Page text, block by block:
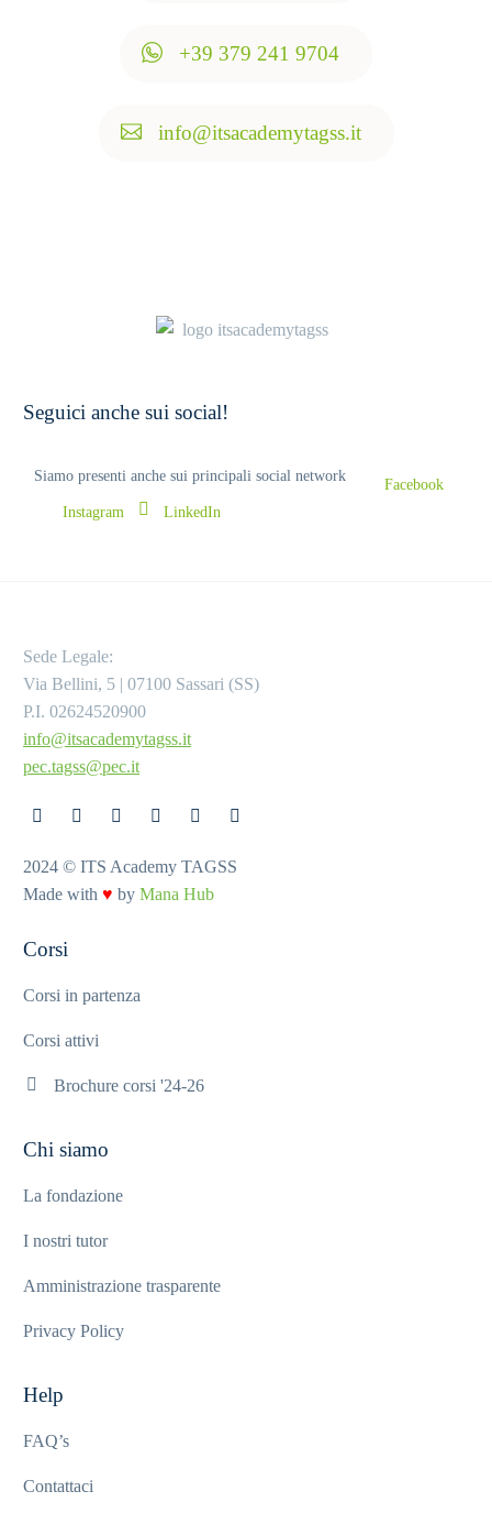
+39 379 241 9704
info@itsacademytagss.it
Seguici anche sui social!
Siamo presenti anche sui principali social network
Facebook
Instagram
LinkedIn
Sede Legale:
Via Bellini, 5 | 07100 Sassari (SS)
P.I. 02624520900
info@itsacademytagss.it
pec.tagss@pec.it
2024 © ITS Academy TAGSS
Made with ♥ by Mana Hub
Corsi
Corsi in partenza
Corsi attivi
Brochure corsi '24-26
Chi siamo
La fondazione
I nostri tutor
Amministrazione trasparente
Privacy Policy
Help
FAQ’s
Contattaci